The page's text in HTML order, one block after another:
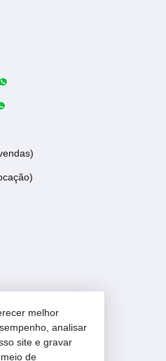
melhor
analisar
site e gravar
de